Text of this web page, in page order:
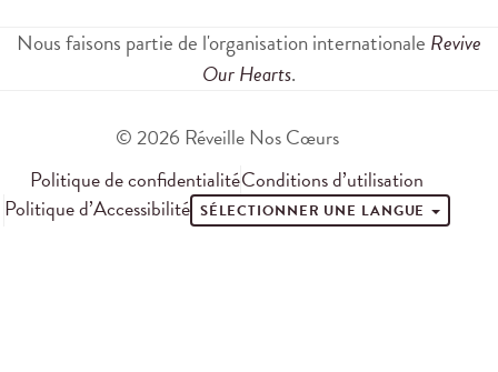
Nous faisons partie de l'organisation internationale Revive
Our Hearts.
© 2026 Réveille Nos Cœurs
Politique de confidentialitéConditions d’utilisation
Politique d’Accessibilité SÉLECTIONNER UNE LANGUE